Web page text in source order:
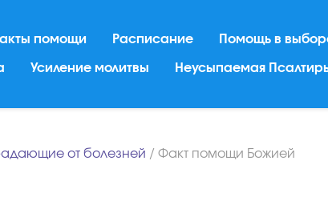
помощи Расписание Помощь в
Усиление молитвы Неусыпаемая
от болезней / Факт помощи Божией